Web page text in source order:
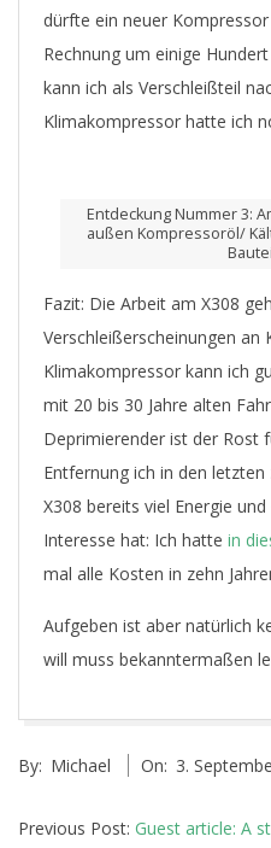
dürfte ein neuer
Rechnung um einige
kann ich als Verschleißteil
Klimakompressor hatte ich
Entdeckung Nummer 3:
außen Kompressoröl/
Fazit: Die Arbeit am X308
Verschleißerscheinungen
Klimakompressor kann ich
mit 20 bis 30 Jahre alten
Deprimierender ist der Rost
Entfernung ich in den
X308 bereits viel Energie
Interesse hat: Ich hatte in
mal alle Kosten in zehn
Aufgeben ist aber natürlich
will muss bekanntermaßen
09-
By: Michael On: 3.
Previous Post: Guest article: A